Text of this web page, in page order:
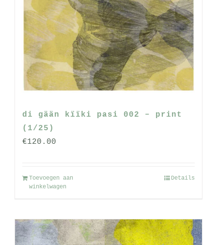
di gään kïïki pasi 002 – print
(1/25)
€120.00
Toevoegen aan
winkelwagen
Details